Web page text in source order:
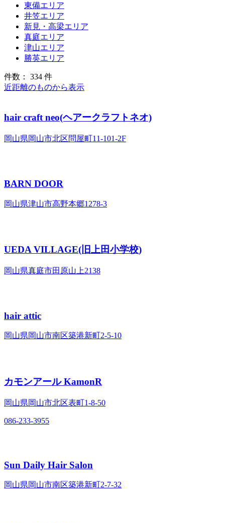
東備エリア
井笠エリア
新見・高梁エリア
真庭エリア
津山エリア
勝英エリア
件数： 334 件
近距離のものから表示
hair craft neo(ヘアークラフトネオ)
岡山県岡山市北区問屋町11-101-2F
BARN DOOR
岡山県津山市高野本郷1278-3
UEDA VILLAGE(旧上田小学校)
岡山県真庭市田原山上2138
hair attic
岡山県岡山市南区築港新町2-5-10
カモンアール KamonR
岡山県岡山市北区表町1-8-50
086-233-3955
Sun Daily Hair Salon
岡山県岡山市南区築港新町2-7-32